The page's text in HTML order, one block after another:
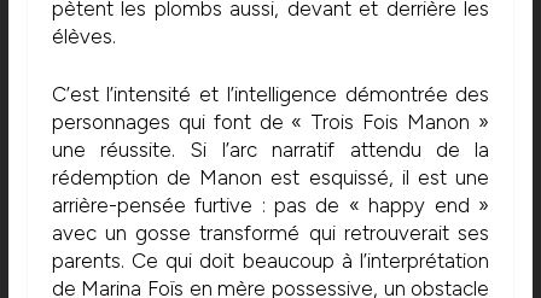
pètent les plombs aussi, devant et derrière les
élèves.
C’est l’intensité et l’intelligence démontrée des
personnages qui font de « Trois Fois Manon »
une réussite. Si l’arc narratif attendu de la
rédemption de Manon est esquissé, il est une
arrière-pensée furtive : pas de « happy end »
avec un gosse transformé qui retrouverait ses
parents. Ce qui doit beaucoup à l’interprétation
de Marina Foïs en mère possessive, un obstacle